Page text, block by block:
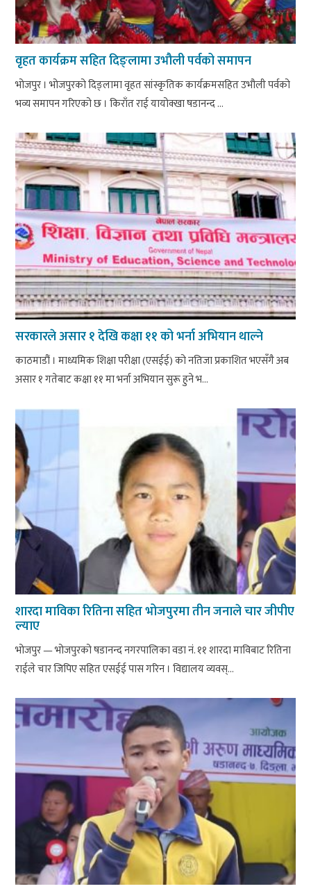
वृहत कार्यक्रम सहित दिङ्लामा उभौली पर्वको समापन
भोजपुर । भोजपुरको दिङ्लामा वृहत सांस्कृतिक कार्यक्रमसहित उभौली पर्वको
भव्य समापन गरिएको छ । किराँत राई यायोक्खा षडानन्द ...
सरकारले असार १ देखि कक्षा ११ को भर्ना अभियान थाल्ने
काठमाडौं । माध्यमिक शिक्षा परीक्षा (एसईई) को नतिजा प्रकाशित भएसँगै अब
असार १ गतेबाट कक्षा ११ मा भर्ना अभियान सुरू हुने भ...
शारदा माविका रितिना सहित भोजपुरमा तीन जनाले चार जीपीए
ल्याए
भोजपुर — भोजपुरको षडानन्द नगरपालिका वडा नं. ११ शारदा माविबाट रितिना
राईले चार जिपिए सहित एसईई पास गरिन । विद्यालय व्यवस्...